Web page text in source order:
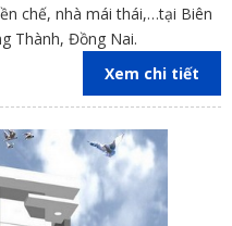
chế, nhà mái thái,…tại Biên
Thành, Đồng Nai.
Xem chi tiết